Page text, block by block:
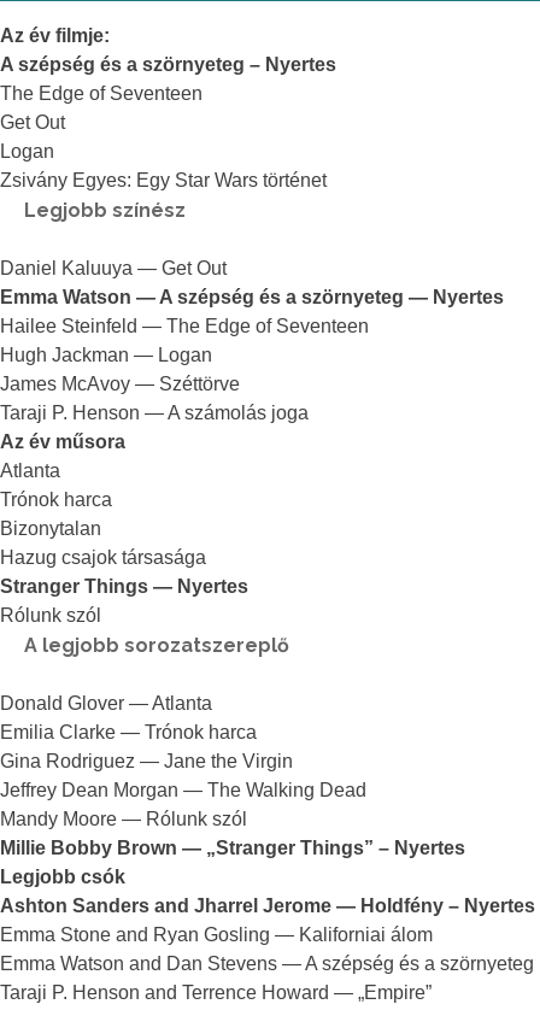
Az év filmje:
A szépség és a szörnyeteg – Nyertes
The Edge of Seventeen
Get Out
Logan
Zsivány Egyes: Egy Star Wars történet
Legjobb színész
Daniel Kaluuya — Get Out
Emma Watson — A szépség és a szörnyeteg — Nyertes
Hailee Steinfeld — The Edge of Seventeen
Hugh Jackman — Logan
James McAvoy — Széttörve
Taraji P. Henson — A számolás joga
Az év műsora
Atlanta
Trónok harca
Bizonytalan
Hazug csajok társasága
Stranger Things — Nyertes
Rólunk szól
A legjobb sorozatszereplő
Donald Glover — Atlanta
Emilia Clarke — Trónok harca
Gina Rodriguez — Jane the Virgin
Jeffrey Dean Morgan — The Walking Dead
Mandy Moore — Rólunk szól
Millie Bobby Brown — „Stranger Things” – Nyertes
Legjobb csók
Ashton Sanders and Jharrel Jerome — Holdfény – Nyertes
Emma Stone and Ryan Gosling — Kaliforniai álom
Emma Watson and Dan Stevens — A szépség és a szörnyeteg
Taraji P. Henson and Terrence Howard — „Empire”